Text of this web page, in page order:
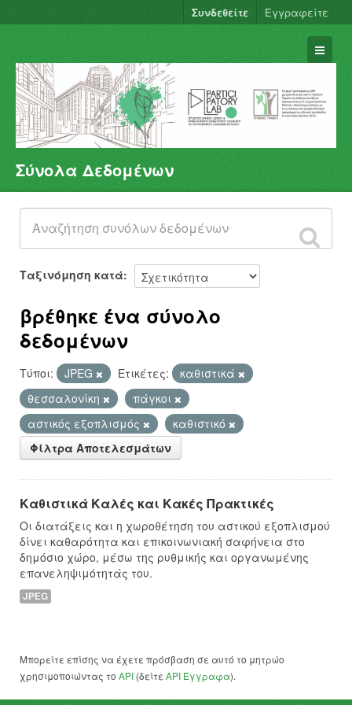
Συνδεθείτε Εγγραφείτε
Σύνολα Δεδομένων
Φορείς
Ομάδες
Σχετικά
Σύνολα Δεδομένων
Ταξινόμηση κατά
βρέθηκε ένα σύνολο
δεδομένων
Τύποι: JPEG Ετικέτες:
καθιστικά
θεσσαλονίκη
πάγκοι
αστικός εξοπλισμός
καθιστικό
Φίλτρα Αποτελεσμάτων
Καθιστικά Καλές και Κακές Πρακτικές
Οι διατάξεις και η χωροθέτηση του αστικού εξοπλισμού
δίνει καθαρότητα και επικοινωνιακή σαφήνεια στο
δημόσιο χώρο, μέσω της ρυθμικής και οργανωμένης
επανεληψιμότητάς του.
JPEG
Μπορείτε επίσης να έχετε πρόσβαση σε αυτό το μητρώο
χρησιμοποιώντας το API (δείτε API Έγγραφα).